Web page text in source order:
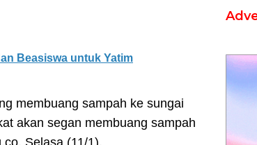
Beasiswa untuk Yatim
membuang sampah ke sungai
akan segan membuang sampah
Selasa (11/1).